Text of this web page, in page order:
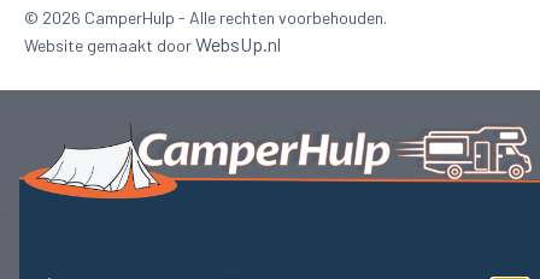
© 2026 CamperHulp - Alle rechten voorbehouden.
Website gemaakt doorWebsUp.nl